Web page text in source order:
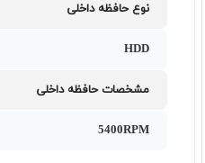
نوع حافظه داخلی
HDD
مشخصات حافظه داخلی
5400RPM